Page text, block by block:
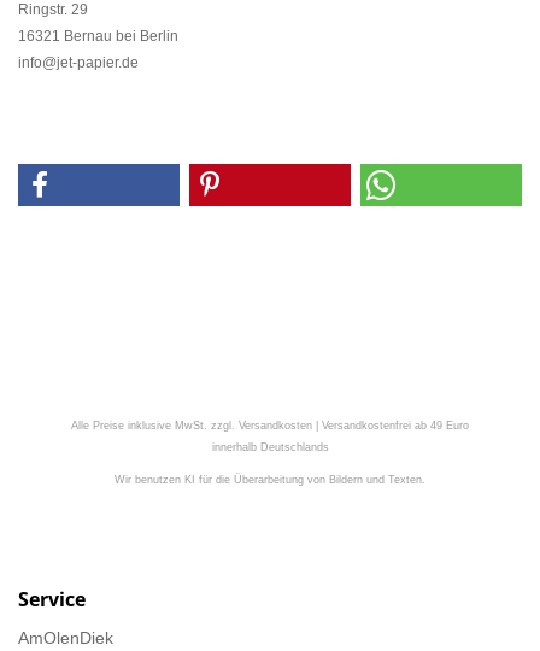
Ringstr. 29
16321 Bernau bei Berlin
info@jet-papier.de
Alle Preise inklusive MwSt. zzgl. Versandkosten | Versandkostenfrei ab 49 Euro
innerhalb Deutschlands
Wir benutzen KI für die Überarbeitung von Bildern und Texten.
Service
AmOlenDiek